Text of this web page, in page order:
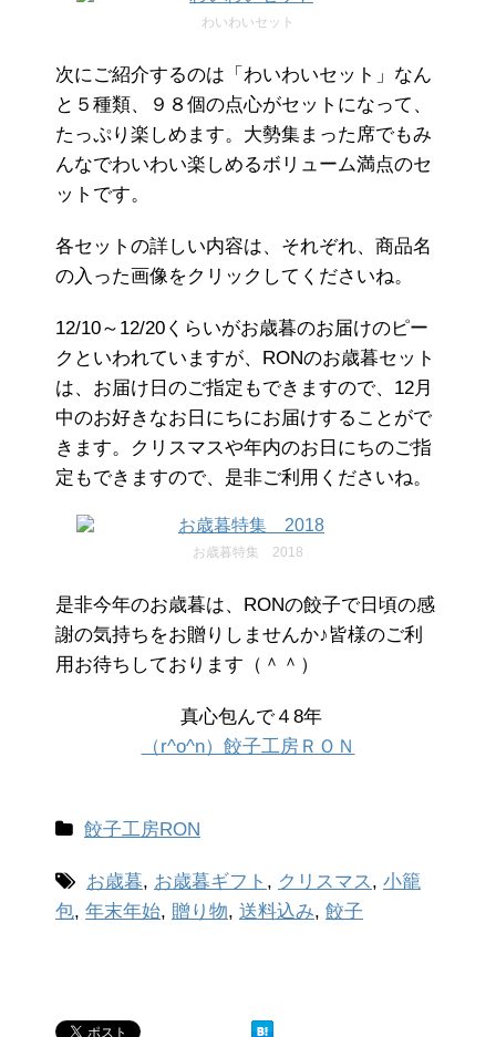
わいわいセット
次にご紹介するのは「わいわいセット」なん
と５種類、９８個の点心がセットになって、
たっぷり楽しめます。大勢集まった席でもみ
んなでわいわい楽しめるボリューム満点のセ
ットです。
各セットの詳しい内容は、それぞれ、商品名
の入った画像をクリックしてくださいね。
12/10～12/20くらいがお歳暮のお届けのピー
クといわれていますが、RONのお歳暮セット
は、お届け日のご指定もできますので、12月
中のお好きなお日にちにお届けすることがで
きます。クリスマスや年内のお日にちのご指
定もできますので、是非ご利用くださいね。
お歳暮特集 2018
是非今年のお歳暮は、RONの餃子で日頃の感
謝の気持ちをお贈りしませんか♪皆様のご利
用お待ちしております（＾＾）
真心包んで４8年
（r^o^n）餃子工房ＲＯＮ
餃子工房RON
お歳暮, お歳暮ギフト , クリスマス, 小籠
包, 年末年始, 贈り物, 送料込み, 餃子